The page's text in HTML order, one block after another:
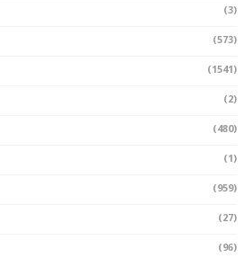
(3)
(573)
(1541)
(2)
(480)
(1)
(959)
(27)
(96)